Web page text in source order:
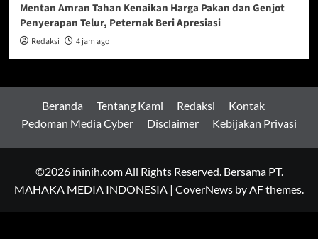
Mentan Amran Tahan Kenaikan Harga Pakan dan Genjot
Penyerapan Telur, Peternak Beri Apresiasi
Redaksi 4 jam ago
Beranda Tentang Kami Redaksi
Kontak
Pedoman Media Cyber
Disclaimer Kebijakan Privasi
©2026 ininih.com All Rights Reserved. Bersama PT.
MAHAKA MEDIA INDONESIA | CoverNews by AF themes.